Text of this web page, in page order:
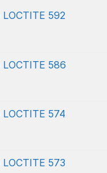
LOCTITE 592
LOCTITE 586
LOCTITE 574
LOCTITE 573